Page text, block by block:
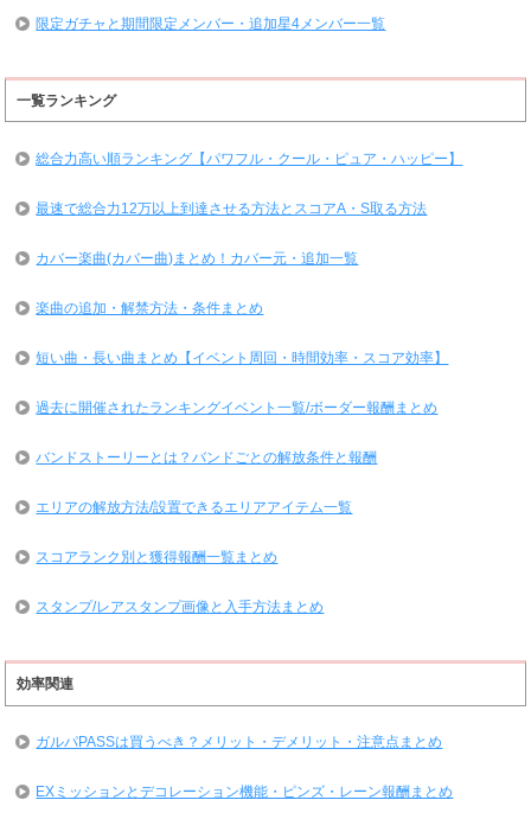
限定ガチャと期間限定メンバー・追加星4メンバー一覧
一覧ランキング
総合力高い順ランキング【パワフル・クール・ピュア・ハッピー】
最速で総合力12万以上到達させる方法とスコアA・S取る方法
カバー楽曲(カバー曲)まとめ！カバー元・追加一覧
楽曲の追加・解禁方法・条件まとめ
短い曲・長い曲まとめ【イベント周回・時間効率・スコア効率】
過去に開催されたランキングイベント一覧/ボーダー報酬まとめ
バンドストーリーとは？バンドごとの解放条件と報酬
エリアの解放方法/設置できるエリアアイテム一覧
スコアランク別と獲得報酬一覧まとめ
スタンプ/レアスタンプ画像と入手方法まとめ
効率関連
ガルパPASSは買うべき？メリット・デメリット・注意点まとめ
EXミッションとデコレーション機能・ピンズ・レーン報酬まとめ